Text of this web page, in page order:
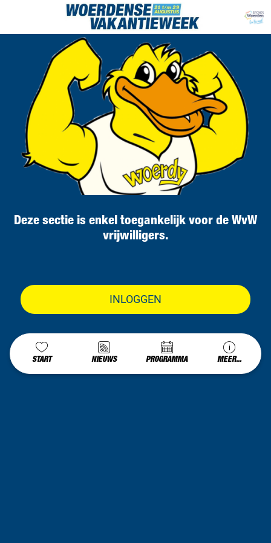
Deze sectie is enkel toegankelijk voor de WvW
vrijwilligers.
INLOGGEN
START NIEUWS PROGRAMMA MEER...